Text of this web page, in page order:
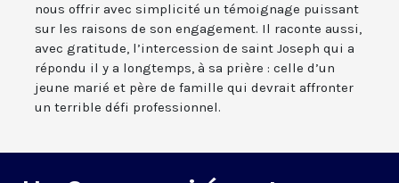
nous offrir avec simplicité un témoignage puissant
sur les raisons de son engagement. Il raconte aussi,
avec gratitude, l’intercession de saint Joseph qui a
répondu il y a longtemps, à sa prière : celle d’un
jeune marié et père de famille qui devrait affronter
un terrible défi professionnel.